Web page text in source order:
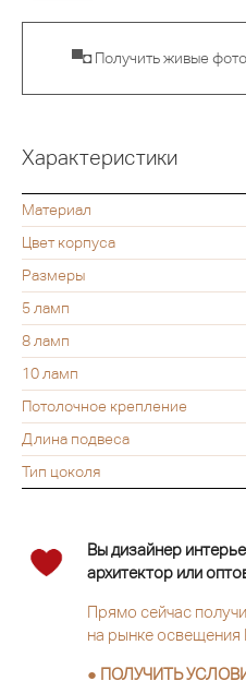
▀◘ Получить живые
Характеристики
Материал
Цвет корпуса
Размеры
5 ламп
8 ламп
10 ламп
Потолочное крепление
Длина подвеса
Тип цоколя
Вы дизайнер
архитектор или
Прямо сейчас
на рынке освещения
● ПОЛУЧИТЬ